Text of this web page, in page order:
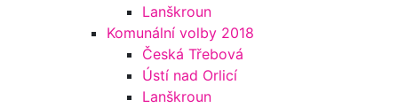
Lanškroun
Komunální volby 2018
Česká Třebová
Ústí nad Orlicí
Lanškroun